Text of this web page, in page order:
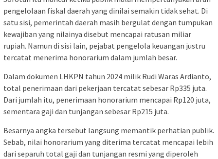
pengelolaan fiskal daerah yang dinilai semakin tidak sehat. Di
satu sisi, pemerintah daerah masih bergulat dengan tumpukan
kewajiban yang nilainya disebut mencapai ratusan miliar
rupiah. Namun di sisi lain, pejabat pengelola keuangan justru
tercatat menerima honorarium dalam jumlah besar.
Dalam dokumen LHKPN tahun 2024 milik Rudi Waras Ardianto,
total penerimaan dari pekerjaan tercatat sebesar Rp335 juta.
Dari jumlah itu, penerimaan honorarium mencapai Rp120 juta,
sementara gaji dan tunjangan sebesar Rp215 juta.
Besarnya angka tersebut langsung memantik perhatian publik.
Sebab, nilai honorarium yang diterima tercatat mencapai lebih
dari separuh total gaji dan tunjangan resmi yang diperoleh